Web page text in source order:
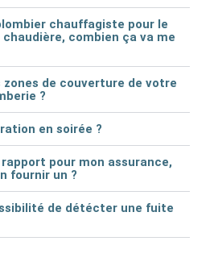
chauffagiste pour le
combien ça va me
zones de couverture de votre
?
en soirée ?
pour mon assurance,
fournir un ?
de détécter une fuite